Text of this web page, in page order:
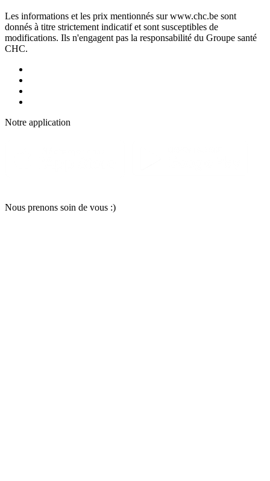
Les informations et les prix mentionnés sur www.chc.be sont
donnés à titre strictement indicatif et sont susceptibles de
modifications. Ils n'engagent pas la responsabilité du Groupe santé
CHC.
Notre application
Nous prenons soin de vous :)